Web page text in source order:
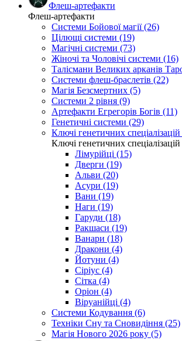
Флеш-артефакти
Флеш-артефакти
Системи Бойової магії (26)
Цілющі системи (19)
Магічні системи (73)
Жіночі та Чоловічі системи (16)
Талісмани Великих арканів
Системи флеш-браслетів (22)
Магія Безсмертних (5)
Системи 2 рівня (9)
Артефакти Егрегорів Богів (11)
Генетичні системи (29)
Ключі генетичних
Ключі генетичних
Лімурійці (15)
Дверги (19)
Альви (20)
Асури (19)
Вани (19)
Наги (19)
Гаруди (18)
Ракшаси (19)
Ванари (18)
Дракони (4)
Йотуни (4)
Сіріус (4)
Сітка (4)
Оріон (4)
Віруанійці (4)
Системи Кодування (6)
Техніки Сну та Сновидіння (25)
Магія Нового 2026 року (5)